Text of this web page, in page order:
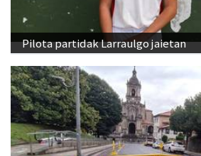
Pilota partidak Larraulgo jaietan